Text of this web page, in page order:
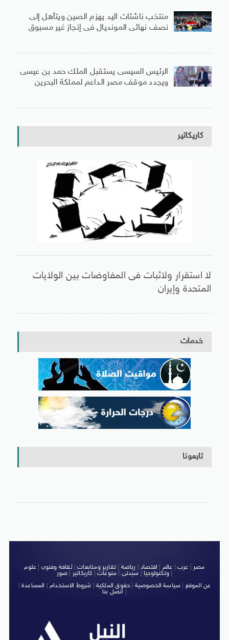
منتخب ناشئات اليد يهزم الصين ويتأهل إلى
نصف نهائى المونديال فى إنجاز غير مسبوق
الرئيس السيسى يستقبل الملك حمد بن عيسى
ويجدد موقف مصر الداعم لمملكة البحرين
كاريكاتير
لا استقرار ولاثبات فى المفاوضات بين الولايات
المتحدة وإيران
خدمات
تابعونا
مصر عرب عالم اقتصاد رياضة |تقارير ومتابعات|ثقافة وفنون
علوم
وتكنولوجيا| سيدتى منوعات كاريكاتير صور
|
عن الموقع
سياسة الخصوصية حقوق الملكية شروط الاستخدام| المساعدة|
اتصل بنا